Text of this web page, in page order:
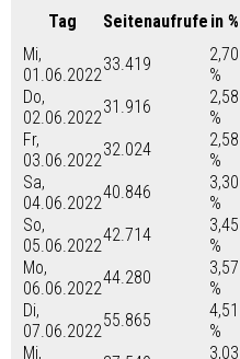
Tag Seitenaufrufe in %
Mi,
01.06.2022
33.419
2,70
%
Do,
02.06.2022
31.916
2,58
%
Fr,
03.06.2022
32.024
2,58
%
Sa,
04.06.2022
40.846
3,30
%
So,
05.06.2022
42.714
3,45
%
Mo,
06.06.2022
44.280
3,57
%
Di,
07.06.2022
55.865
4,51
%
Mi,
3,03